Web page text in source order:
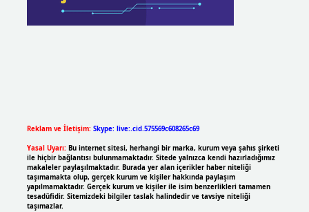
Reklam ve İletişim: Skype: live:.cid.575569c608265c69
Yasal Uyarı: Bu internet sitesi, herhangi bir marka, kurum veya şahıs şirketi
ile hiçbir bağlantısı bulunmamaktadır. Sitede yalnızca kendi hazırladığımız
makaleler paylaşılmaktadır. Burada yer alan içerikler haber niteliği
taşımamakta olup, gerçek kurum ve kişiler hakkında paylaşım
yapılmamaktadır. Gerçek kurum ve kişiler ile isim benzerlikleri tamamen
tesadüfidir. Sitemizdeki bilgiler taslak halindedir ve tavsiye niteliği
taşımazlar.